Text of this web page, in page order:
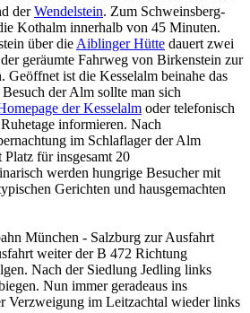
derWendelstein. Zum Schweinsberg-
Kothalm innerhalb von 45 Minuten.
über die Aiblinger Hütte dauert zwei
geräumte Fahrweg von Birkenstein zur
Geöffnet ist die Kesselalm beinahe das
der Alm sollte man sich
der Kesselalm oder telefonisch
informieren. Nach
im Schlaflager der Alm
für insgesamt 20
werden hungrige Besucher mit
Gerichten und hausgemachten
München - Salzburg zur Ausfahrt
weiter der B 472 Richtung
Nach der Siedlung Jedling links
Nun immer geradeaus ins
Verzweigung im Leitzachtal wieder links